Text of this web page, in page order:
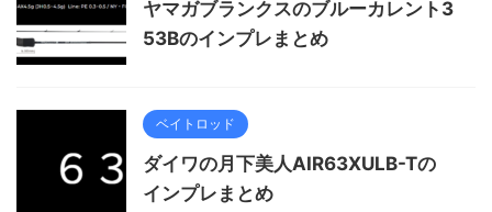
ヤマガブランクスのブルーカレント3
53Bのインプレまとめ
ベイトロッド
ダイワの月下美人AIR63XULB-Tの
インプレまとめ